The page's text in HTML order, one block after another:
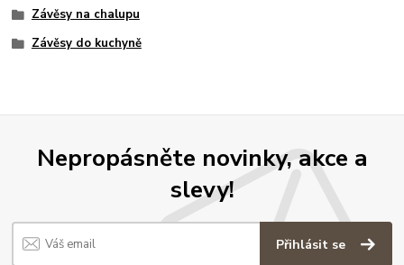
Závěsy na chalupu
Závěsy do kuchyně
Nepropásněte novinky, akce a
slevy!
Přihlásit se